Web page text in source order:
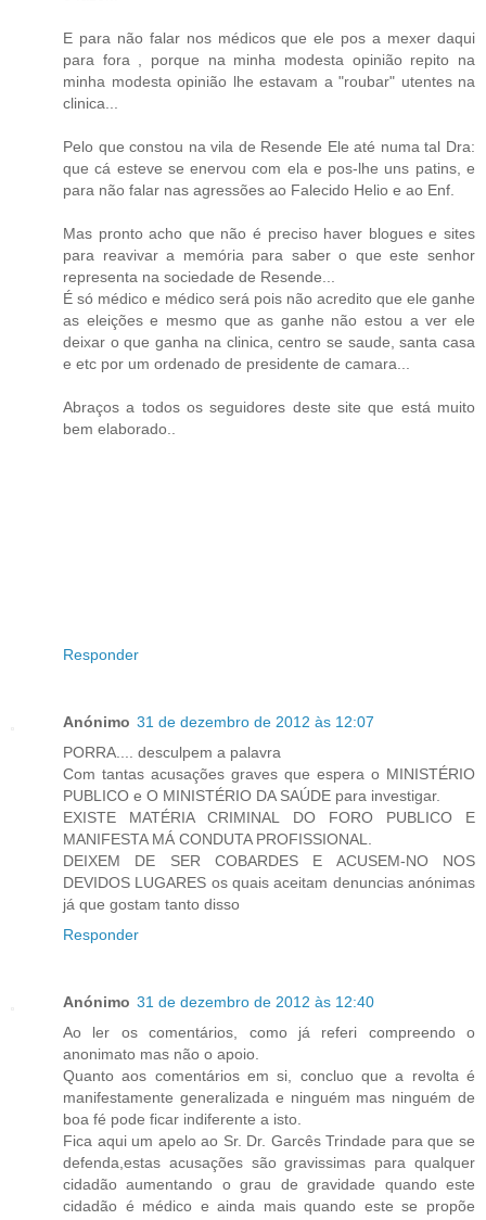
E para não falar nos médicos que ele pos a mexer daqui
para fora , porque na minha modesta opinião repito na
minha modesta opinião lhe estavam a "roubar" utentes na
clinica...
Pelo que constou na vila de Resende Ele até numa tal Dra:
que cá esteve se enervou com ela e pos-lhe uns patins, e
para não falar nas agressões ao Falecido Helio e ao Enf.
Mas pronto acho que não é preciso haver blogues e sites
para reavivar a memória para saber o que este senhor
representa na sociedade de Resende...
É só médico e médico será pois não acredito que ele ganhe
as eleições e mesmo que as ganhe não estou a ver ele
deixar o que ganha na clinica, centro se saude, santa casa
e etc por um ordenado de presidente de camara...
Abraços a todos os seguidores deste site que está muito
bem elaborado..
Responder
Anónimo 31 de dezembro de 2012 às 12:07
PORRA.... desculpem a palavra
Com tantas acusações graves que espera o MINISTÉRIO
PUBLICO e O MINISTÉRIO DA SAÚDE para investigar.
EXISTE MATÉRIA CRIMINAL DO FORO PUBLICO E
MANIFESTA MÁ CONDUTA PROFISSIONAL.
DEIXEM DE SER COBARDES E ACUSEM-NO NOS
DEVIDOS LUGARES os quais aceitam denuncias anónimas
já que gostam tanto disso
Responder
Anónimo 31 de dezembro de 2012 às 12:40
Ao ler os comentários, como já referi compreendo o
anonimato mas não o apoio.
Quanto aos comentários em si, concluo que a revolta é
manifestamente generalizada e ninguém mas ninguém de
boa fé pode ficar indiferente a isto.
Fica aqui um apelo ao Sr. Dr. Garcês Trindade para que se
defenda,estas acusações são gravissimas para qualquer
cidadão aumentando o grau de gravidade quando este
cidadão é médico e ainda mais quando este se propõe